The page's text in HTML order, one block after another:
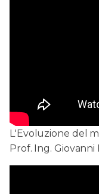
L'Evoluzione del
Prof. Ing. Giovanni